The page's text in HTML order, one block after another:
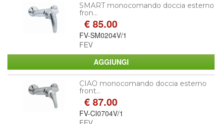
SMART monocomando doccia esterno
fron...
€ 85.00
FV-SM0204V/1
FEV
CIAO monocomando doccia esterno
front...
€ 87.00
FV-CI0704V/1